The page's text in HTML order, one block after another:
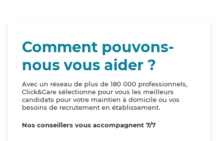
Comment pouvons-
nous vous aider ?
Avec un réseau de plus de 180 000 professionnels,
Click&Care sélectionne pour vous les meilleurs
candidats pour votre maintien à domicile ou vos
besoins de recrutement en établissement.
Nos conseillers vous accompagnent 7/7